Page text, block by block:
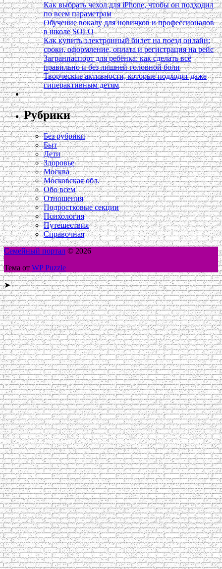
Как выбрать чехол для iPhone, чтобы он подходил
по всем параметрам
Обучение вокалу для новичков и профессионалов
в школе SOLO
Как купить электронный билет на поезд онлайн:
сроки, оформление, оплата и регистрация на рейс
Загранпаспорт для ребёнка: как сделать всё
правильно и без лишней головной боли
Творческие активности, которые подходят даже
гиперактивным детям
Рубрики
Без рубрики
Быт
Дети
Здоровье
Москва
Московская обл.
Обо всем
Отношения
Подростковые секции
Психология
Путешествия
Справочная
Семейный портал © 2026
Тема от WP Puzzle
➤